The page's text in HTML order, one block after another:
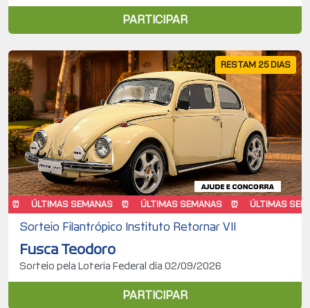
PARTICIPAR
RESTAM 25 DIAS
SEMANAS ÚLTIMAS SEMANAS ÚLTIMAS SEMANAS
Sorteio Filantrópico Instituto Retornar VII
Fusca Teodoro
Sorteio pela Loteria Federal dia 02/09/2026
PARTICIPAR